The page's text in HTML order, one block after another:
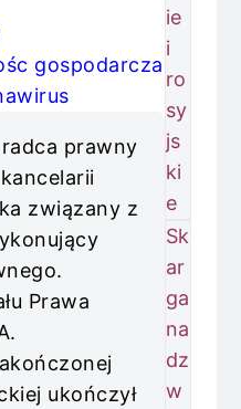
gospodarcza
radca prawny
związany z
Prawa
ukończył
ie
i
ro
sy
js
ki
e
Sk
ar
ga
na
dz
w